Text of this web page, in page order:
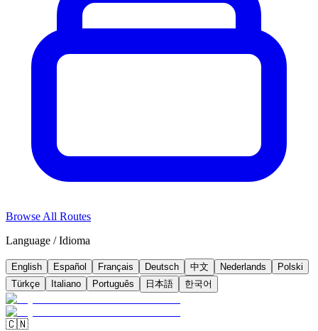
Browse All Routes
Language / Idioma
English Español Français Deutsch 中文 Nederlands
Polski
Türkçe
Italiano Português 日本語 한국어
🇨🇳